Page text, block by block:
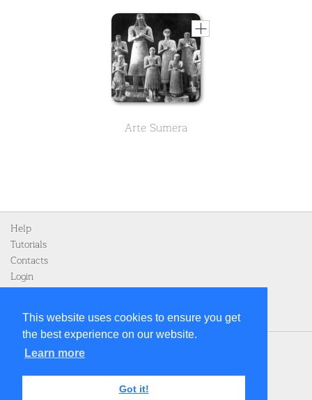
This website uses cookies to ensure you get
the best experience on our website.
Learn more
Got it!
Arte Sumera
Help
Tutorials
Contacts
Login
Register
Home
Legal notice